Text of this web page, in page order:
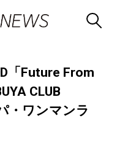
「Future From
CLUB
・ワンマンラ